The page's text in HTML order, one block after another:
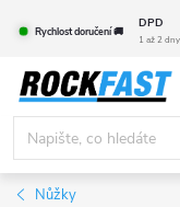
obsah
Rychlost doručení 🚚
DPD
1 až 2 dny
Nůžky